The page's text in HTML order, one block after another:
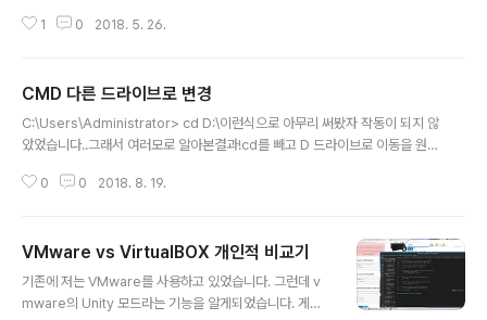
면 전부 다나오니 생략하겠습니다! 바이러스 없습니다. 위에 전설의 카스퍼스키
1 0 2018. 5. 26.
CMD 다른 드라이브로 변경
C:\Users\Administrator> cd D:\이런식으로 아무리 써봤자 작동이 되지 않
았었습니다..그래서 여러모로 알아본결과!cd를 빼고 D 드라이브로 이동을 원할
게 됩니다!
0 0 2018. 8. 19.
VMware vs VirtualBOX 개인적 비교기
기존에 저는 VMware를 사용하고 있었습니다. 그런데 v
mware의 Unity 모드라는 기능을 알게되었습니다. 게스